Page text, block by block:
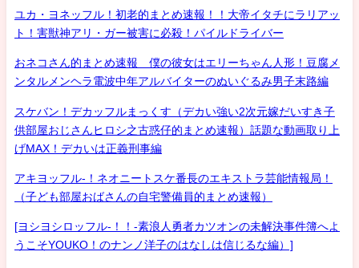
ユカ・ヨネッフル！初老的まとめ速報！！大帝イタチにラリアッ
ト！害獣神アリ・ガー被害に必殺！パイルドライバー
おネコさん的まとめ速報 僕の彼女はエリーちゃん人形！豆腐メ
ンタルメンヘラ電波中年アルバイターのぬいぐるみ男子末路編
スケバン！デカッフルまっくす（デカい強い2次元嫁だいすき子
供部屋おじさんヒロシ之古惑仔的まとめ速報）話題な動画取り上
げMAX！デカいは正義刑事編
アキヨッフル-！ネオニートスケ番長のエキストラ芸能情報局！
（子ども部屋おばさんの自宅警備員的まとめ速報）
[ヨシヨシロッフル-！！-素浪人勇者カツオンの未解決事件簿へよ
うこそYOUKO！のナンノ洋子のはなしは信じるな編）]